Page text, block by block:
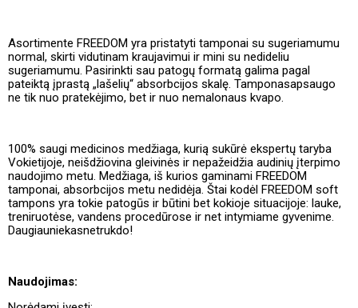
Asortimente FREEDOM yra pristatyti tamponai su sugeriamumu
normal, skirti vidutinam kraujavimui ir mini su nedideliu
sugeriamumu. Pasirinkti sau patogų formatą galima pagal
pateiktą įprastą „lašelių“ absorbcijos skalę. Tamponasapsaugo
ne tik nuo pratekėjimo, bet ir nuo nemalonaus kvapo.
100% saugi medicinos medžiaga, kurią sukūrė ekspertų taryba
Vokietijoje, neišdžiovina gleivinės ir nepažeidžia audinių įterpimo
naudojimo metu. Medžiaga, iš kurios gaminami FREEDOM
tamponai, absorbcijos metu nedidėja. Štai kodėl FREEDOM soft
tampons yra tokie patogūs ir būtini bet kokioje situacijoje: lauke,
treniruotėse, vandens procedūrose ir net intymiame gyvenime.
Daugiauniekasnetrukdo!
Naudojimas: